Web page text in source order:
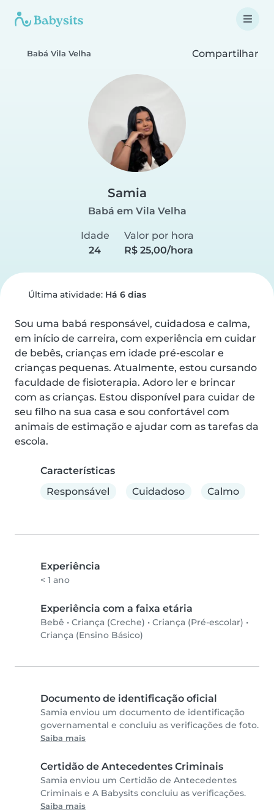
Babá Vila Velha Compartilhar
Samia
Babá em Vila Velha
Idade
24
Valor por hora
R$ 25,00/hora
Última atividade: Há 6 dias
Sou uma babá responsável, cuidadosa e calma,
em início de carreira, com experiência em cuidar
de bebês, crianças em idade pré-escolar e
crianças pequenas. Atualmente, estou cursando
faculdade de fisioterapia. Adoro ler e brincar
com as crianças. Estou disponível para cuidar de
seu filho na sua casa e sou confortável com
animais de estimação e ajudar com as tarefas da
escola.
Características
Responsável
Cuidadoso Calmo
Experiência
< 1 ano
Experiência com a faixa etária
Bebê • Criança (Creche) • Criança (Pré-escolar) •
Criança (Ensino Básico)
Documento de identificação oficial
Samia enviou um documento de identificação
governamental e concluiu as verificações de foto.
Saiba mais
Certidão de Antecedentes Criminais
Samia enviou um Certidão de Antecedentes
Criminais e A Babysits concluiu as verificações.
Saiba mais